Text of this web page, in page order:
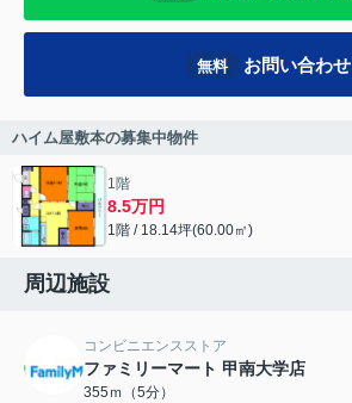
無料 お問い合わせ
ハイム屋敷本の募集中物件
1階
8.5万円
1階 / 18.14坪(60.00㎡)
周辺施設
コンビニエンスストア
ファミリーマート 甲南大学店
355ｍ（5分）